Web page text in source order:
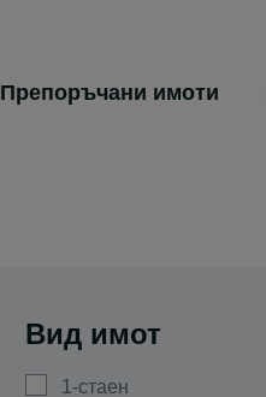
Препоръчани имоти
Вид имот
1-стаен